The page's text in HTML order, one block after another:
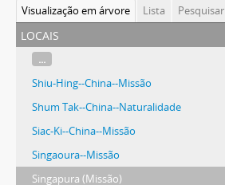
Visualização em árvore Lista Pesquisar
locais
...
Shiu-Hing--China--Missão
Shum Tak--China--Naturalidade
Siac-Ki--China--Missão
Singaoura--Missão
Singapura (Missão)